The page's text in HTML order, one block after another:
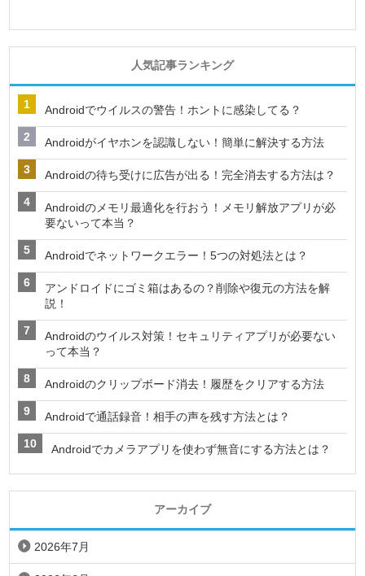
人気記事ランキング
Androidでウイルスの警告！ホントに感染してる？
Androidがイヤホンを認識しない！簡単に解決する方法
Androidの待ち受けに広告が出る！完全消去する方法は？
Androidのメモリ最適化を行おう！メモリ解放アプリが必
要ないって本当？
Androidでネットワークエラー！5つの対処法とは？
アンドロイドにゴミ箱はあるの？削除や復元の方法を解
説！
Androidのウイルス対策！セキュリティアプリが必要ない
って本当？
Androidのクリップボード消去！履歴をクリアする方法
Androidで通話録音！相手の声を残す方法とは？
Androidでカメラアプリを使わず無音にする方法とは？
アーカイブ
2026年7月